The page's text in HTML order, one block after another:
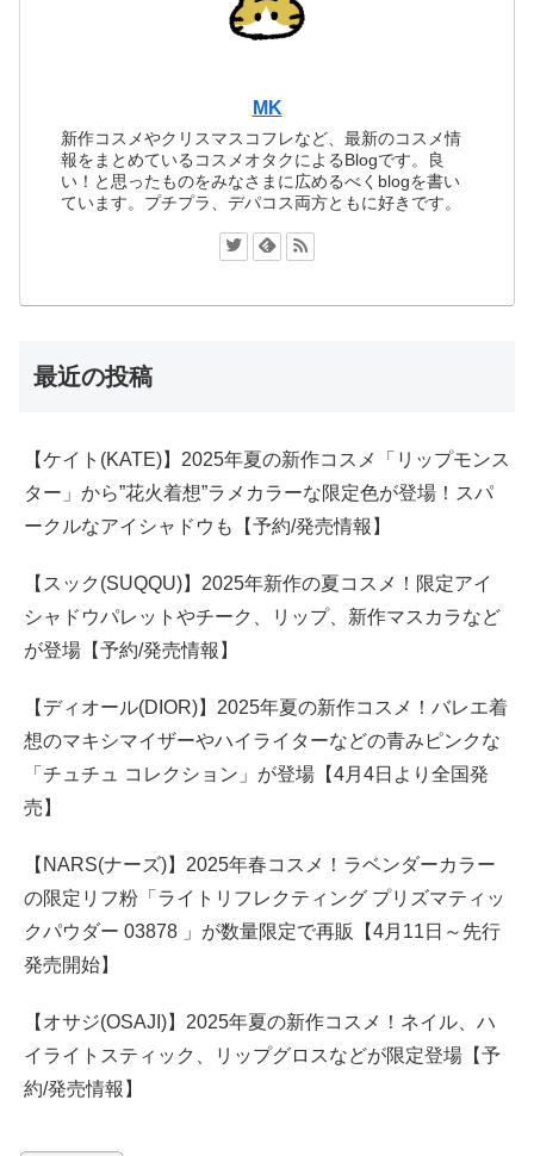
MK
新作コスメやクリスマスコフレなど、最新のコスメ情
報をまとめているコスメオタクによるBlogです。良
い！と思ったものをみなさまに広めるべくblogを書い
ています。プチプラ、デパコス両方ともに好きです。
最近の投稿
【ケイト(KATE)】2025年夏の新作コスメ「リップモンス
ター」から”花火着想”ラメカラーな限定色が登場！スパ
ークルなアイシャドウも【予約/発売情報】
【スック(SUQQU)】2025年新作の夏コスメ！限定アイ
シャドウパレットやチーク、リップ、新作マスカラなど
が登場【予約/発売情報】
【ディオール(DIOR)】2025年夏の新作コスメ！バレエ着
想のマキシマイザーやハイライターなどの青みピンクな
「チュチュ コレクション」が登場【4月4日より全国発
売】
【NARS(ナーズ)】2025年春コスメ！ラベンダーカラー
の限定リフ粉「ライトリフレクティング プリズマティッ
クパウダー 03878 」が数量限定で再販【4月11日～先行
発売開始】
【オサジ(OSAJI)】2025年夏の新作コスメ！ネイル、ハ
イライトスティック、リップグロスなどが限定登場【予
約/発売情報】